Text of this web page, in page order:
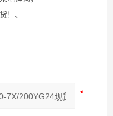
！、